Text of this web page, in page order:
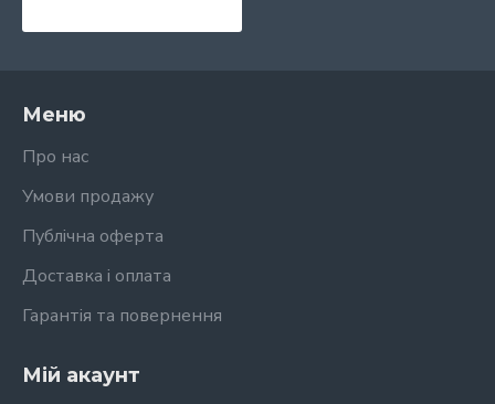
Меню
Про нас
Умови продажу
Публічна оферта
Доставка і оплата
Гарантія та повернення
Мій акаунт